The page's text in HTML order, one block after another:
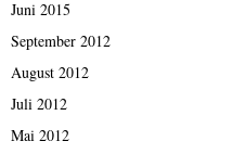
Juni 2015
September 2012
August 2012
Juli 2012
Mai 2012